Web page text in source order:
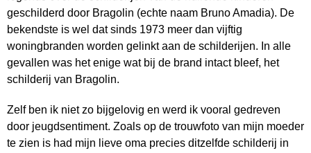
geschilderd door Bragolin (echte naam Bruno Amadia). De
bekendste is wel dat sinds 1973 meer dan vijftig
woningbranden worden gelinkt aan de schilderijen. In alle
gevallen was het enige wat bij de brand intact bleef, het
schilderij van Bragolin.
Zelf ben ik niet zo bijgelovig en werd ik vooral gedreven
door jeugdsentiment. Zoals op de trouwfoto van mijn moeder
te zien is had mijn lieve oma precies ditzelfde schilderij in